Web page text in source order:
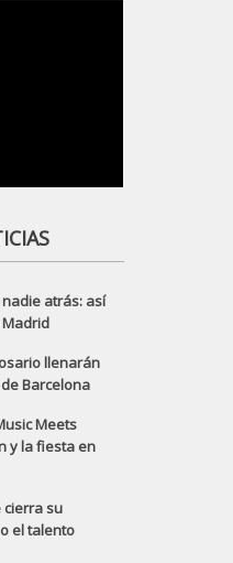
atrás: así
llenarán
Barcelona
Meets
y la fiesta en
cierra su
el talento